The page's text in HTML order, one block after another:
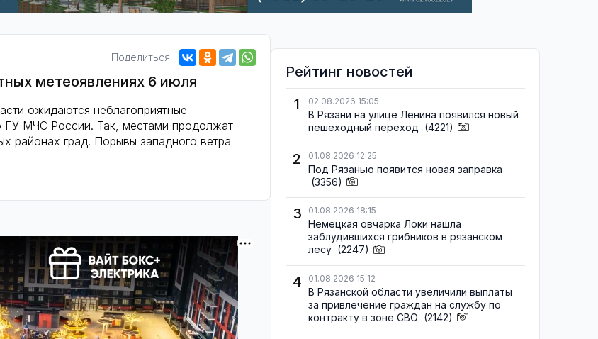
Поделиться:
метеоявлениях 6 июля
ожидаются неблагоприятные
ГУ МЧС России. Так, местами продолжат
районах град. Порывы западного ветра
Рейтинг новостей
1
02.08.2026 15:05
В Рязани на улице Ленина появился новый
пешеходный переход (4221)
2 01.08.2026 12:25
Под Рязанью появится новая заправка
(3356)
3 01.08.2026 18:15
Немецкая овчарка Локи нашла
заблудившихся грибников в рязанском
лесу (2247)
4 01.08.2026 15:12
В Рязанской области увеличили выплаты
за привлечение граждан на службу по
контракту в зоне СВО (2142)